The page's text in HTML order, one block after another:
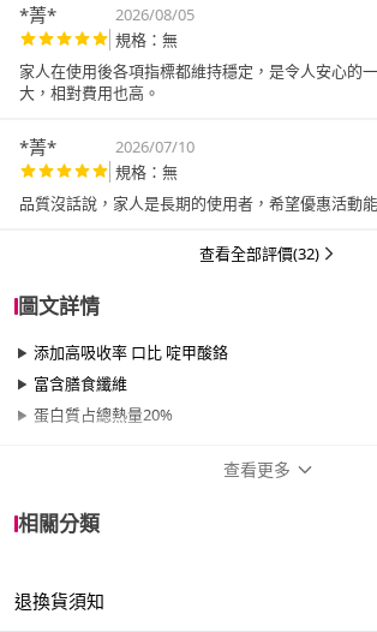
*菁* 2026/08/05
規格：無
家人在使用後各項指標都維持穩定，是令人安心的
大，相對費用也高。
*菁* 2026/07/10
規格：無
品質沒話說，家人是長期的使用者，希望優惠活動
查看全部評價(32)
圖文詳情
添加高吸收率 口比 啶甲酸鉻
富含膳食纖維
蛋白質占總熱量20%
品牌名稱
品牌系列
查看更多
相關分類
退換貨須知